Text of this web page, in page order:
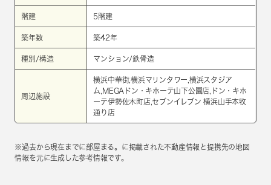
階建 5階建
築年数 築42年
種別/構造 マンション/鉄骨造
周辺施設
横浜中華街,横浜マリンタワー,横浜スタジア
ム,MEGAドン・キホーテ山下公園店,ドン・キホ
ーテ伊勢佐木町店,セブンイレブン 横浜山手本牧
通り店
※過去から現在までに部屋まる。に掲載された不動産情報と提携先の地図
情報を元に生成した参考情報です。